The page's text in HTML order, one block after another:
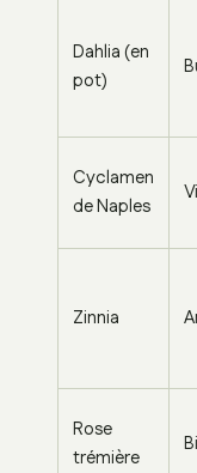
Dahlia (en
pot)
Cyclamen
de Naples
Zinnia
Rose
trémière